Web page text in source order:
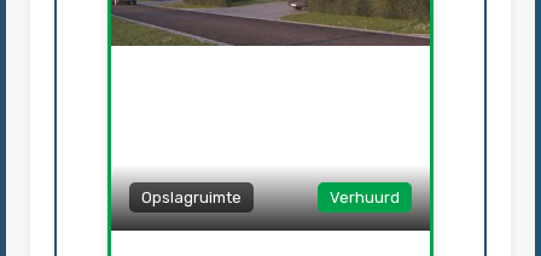
Opslagruimte Verhuurd